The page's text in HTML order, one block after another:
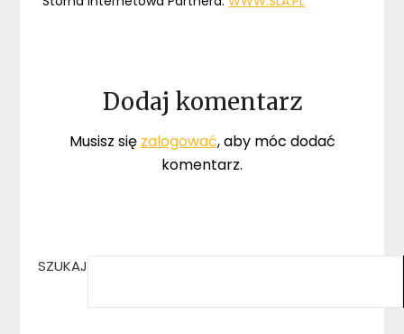
Dodaj komentarz
Musisz się zalogować, aby móc dodać
komentarz.
SZUKAJ